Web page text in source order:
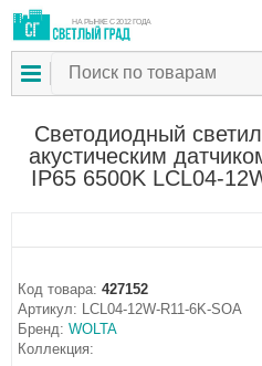
НА РЫНКЕ С 2012 ГОДА
Светодиодный
акустическим
IP65 6500K LCL04-
Код товара: 427152
Артикул: LCL04-12W-R11-6K-SOA
Бренд: WOLTA
Коллекция: